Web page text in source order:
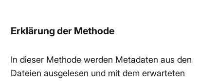
Erklärung der Methode
In dieser Methode werden Metadaten aus den
Dateien ausgelesen und mit dem erwarteten